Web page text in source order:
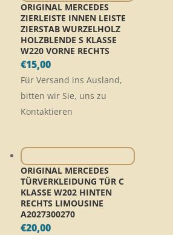
ORIGINAL MERCEDES
ZIERLEISTE INNEN LEISTE
ZIERSTAB WURZELHOLZ
HOLZBLENDE S KLASSE
W220 VORNE RECHTS
€15,00
Für Versand ins Ausland,
bitten wir Sie, uns zu
Kontaktieren
ORIGINAL MERCEDES
TÜRVERKLEIDUNG TÜR C
KLASSE W202 HINTEN
RECHTS LIMOUSINE
A2027300270
€20,00